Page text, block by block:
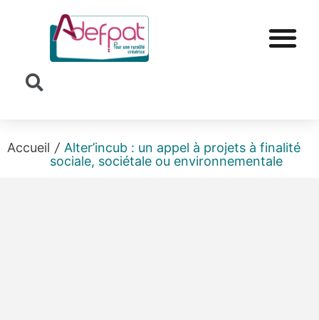
Accueil / Alter’incub : un appel à projets à finalité
sociale, sociétale ou environnementale